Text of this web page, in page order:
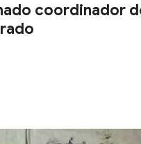
coordinador